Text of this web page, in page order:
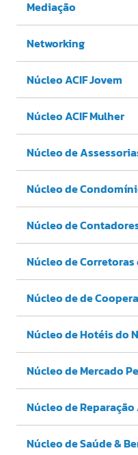
Mediação
Networking
Núcleo ACIF Jovem
Núcleo ACIF Mulher
Núcleo de
Núcleo de
Núcleo de
Núcleo de Corretoras
Núcleo de de
Núcleo de Hotéis do
Núcleo de Mercado
Núcleo de
Núcleo de Saúde &